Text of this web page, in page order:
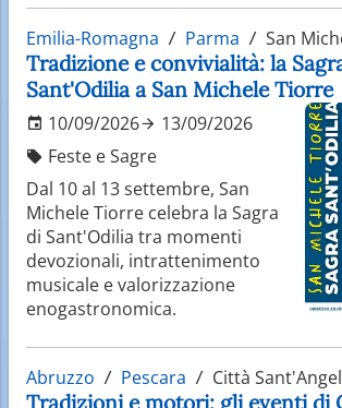
Emilia-Romagna Parma San
Tradizione e convivialità: la
Sant'Odilia a San Michele Tiorre
10/09/2026
13/09/2026
Feste e Sagre
Dal 10 al 13 settembre, San
Michele Tiorre celebra la Sagra
di Sant'Odilia tra momenti
devozionali, intrattenimento
musicale e valorizzazione
enogastronomica.
Abruzzo Pescara Città
Tradizioni e motori: gli eventi di